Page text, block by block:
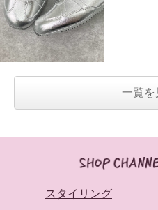
一覧を
スタイリング